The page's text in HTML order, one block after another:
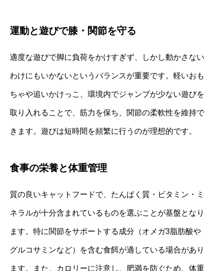
運動と遊びで膝・関節を守る
適度な遊びで脚に負荷をかけすぎず、しかし動かさない
わけにもいかないというバランスが重要です。軽いおも
ちゃや追いかけっこ、環境内でジャンプが少ない遊びを
取り入れることで、筋力を保ち、関節の柔軟性を維持で
きます。遊びは短時間を頻繁に行うのが理想的です。
食事の栄養と体重管理
質の良いキャットフードで、たんぱく質・ビタミン・ミ
ネラルが十分含まれているものを選ぶことが基盤となり
ます。特に関節をサポートする成分（オメガ3脂肪酸や
グルコサミンなど）を含む食餌が適している場合があり
ます。また、カロリーに注意し、肥満を防ぐため、体重